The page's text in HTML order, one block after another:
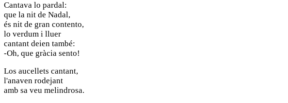
Cantava lo pardal:
que la nit de Nadal,
és nit de gran contento,
lo verdum i lluer
cantant deien també:
-Oh, que gràcia sento!
Los aucellets cantant,
l'anaven rodejant
amb sa veu melindrosa.